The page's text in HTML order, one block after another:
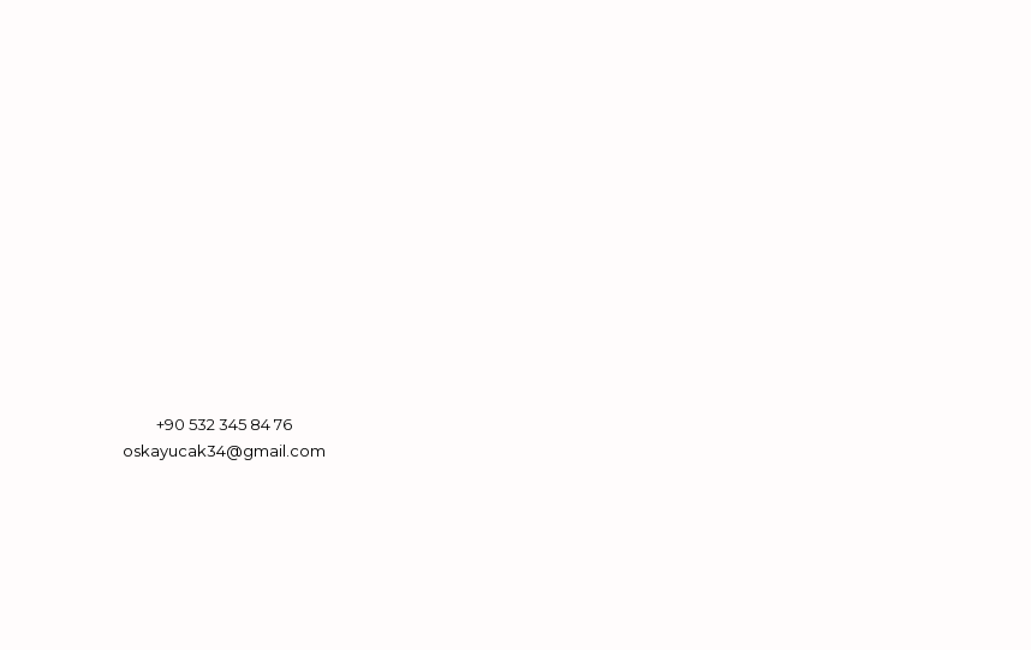
+90 532 345 84 76
oskayucak34@gmail.com